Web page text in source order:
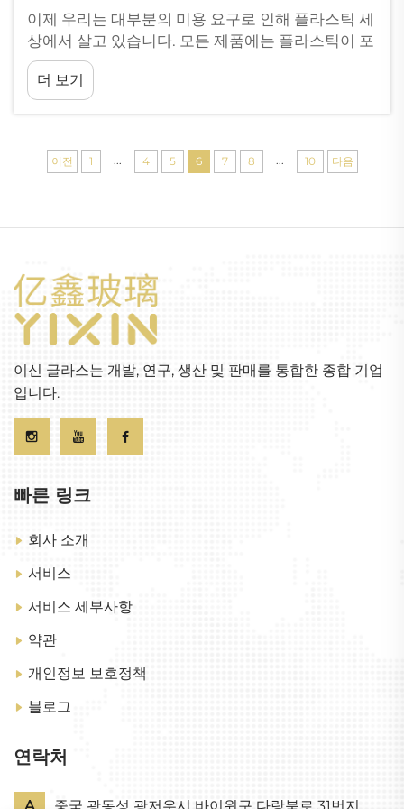
이제 우리는 대부분의 미용 요구로 인해 플라스틱 세
상에서 살고 있습니다. 모든 제품에는 플라스틱이 포
함되어 있습니다. 플라스틱 병과 용기는 눈에 띄는
모든 곳에 있습니다. 하지만 우리가 선택할 수 있는
더 나은 옵션이 있습니다. 대신 유리병을 선택할 수
더 보기
이전 1 ... 4 5 6 7 8 ... 10 다음
이신 글라스는 개발, 연구, 생산 및 판매를 통합한 종합 기업
입니다.
빠른 링크
회사 소개
서비스
서비스 세부사항
약관
개인정보 보호정책
블로그
연락처